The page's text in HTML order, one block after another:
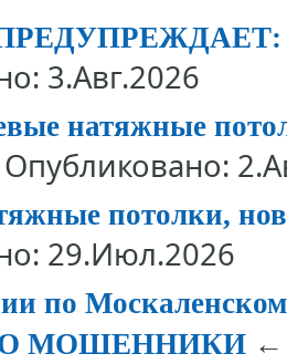
3.Авг.2026
натяжные
потолки,
29.Июл.2026
по
МОШЕННИКИ ←